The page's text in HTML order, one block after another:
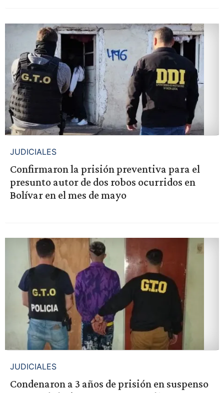
JUDICIALES
Confirmaron la prisión preventiva para el
presunto autor de dos robos ocurridos en
Bolívar en el mes de mayo
JUDICIALES
Condenaron a 3 años de prisión en suspenso